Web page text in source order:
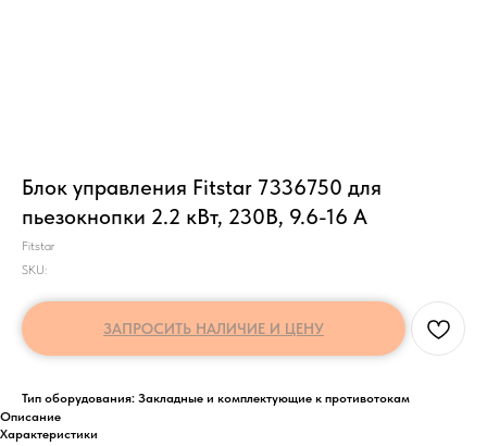
Блок управления Fitstar 7336750 для
пьезокнопки 2.2 кВт, 230В, 9.6-16 А
Fitstar
SKU:
ЗАПРОСИТЬ НАЛИЧИЕ И ЦЕНУ
Тип оборудования: Закладные и комплектующие к противотокам
Описание
Характеристики